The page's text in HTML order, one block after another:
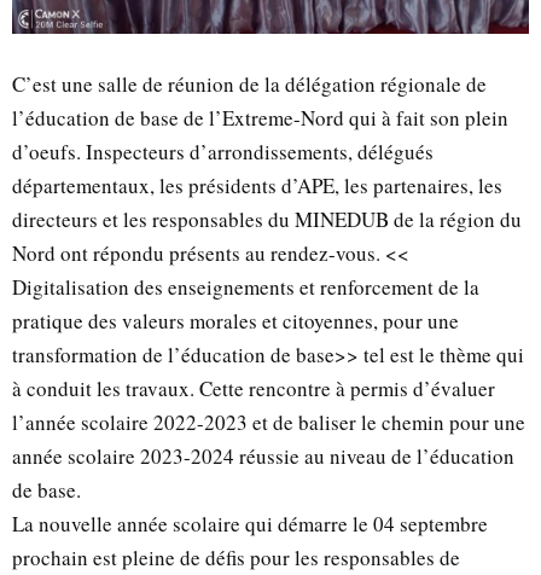
C’est une salle de réunion de la délégation régionale de
l’éducation de base de l’Extreme-Nord qui à fait son plein
d’oeufs. Inspecteurs d’arrondissements, délégués
départementaux, les présidents d’APE, les partenaires, les
directeurs et les responsables du MINEDUB de la région du
Nord ont répondu présents au rendez-vous. <<
Digitalisation des enseignements et renforcement de la
pratique des valeurs morales et citoyennes, pour une
transformation de l’éducation de base>> tel est le thème qui
à conduit les travaux. Cette rencontre à permis d’évaluer
l’année scolaire 2022-2023 et de baliser le chemin pour une
année scolaire 2023-2024 réussie au niveau de l’éducation
de base.
La nouvelle année scolaire qui démarre le 04 septembre
prochain est pleine de défis pour les responsables de